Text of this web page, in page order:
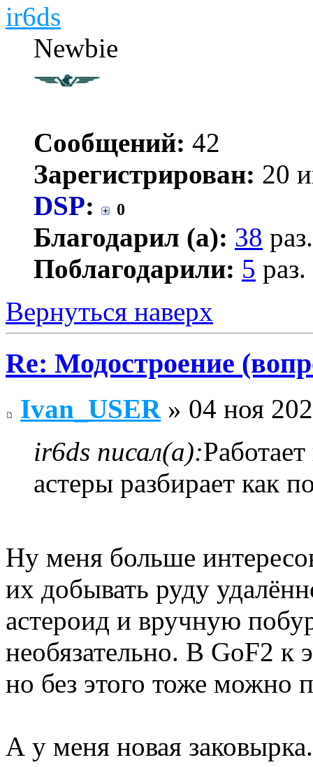
ir6ds
Newbie
Сообщений: 42
Зарегистрирован: 20
DSP: 0
Благодарил (а): 38 раз.
Поблагодарили: 5 раз.
Вернуться наверх
Re: Модостроение
Ivan_USER» 04 ноя
ir6ds писал(а):
астеры разбирает как
Ну меня больше
их добывать руду
астероид и вручную
необязательно. В GoF2
но без этого тоже можно
А у меня новая заковырка.